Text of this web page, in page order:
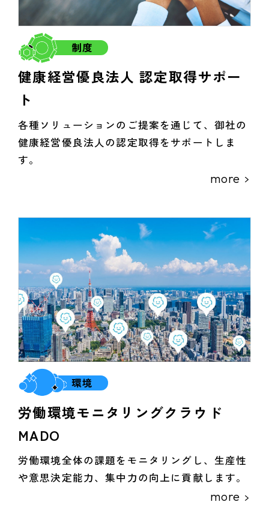
制度
健康経営優良法人 認定取得サポー
ト
各種ソリューションのご提案を通じて、御社の
健康経営優良法人の認定取得をサポートしま
す。
more
環境
労働環境モニタリングクラウド
MADO
労働環境全体の課題をモニタリングし、生産性
や意思決定能力、集中力の向上に貢献します。
more